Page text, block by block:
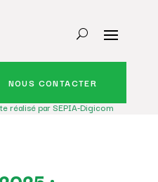
NOUS CONTACTER
réalisé par SEPIA-Digicom